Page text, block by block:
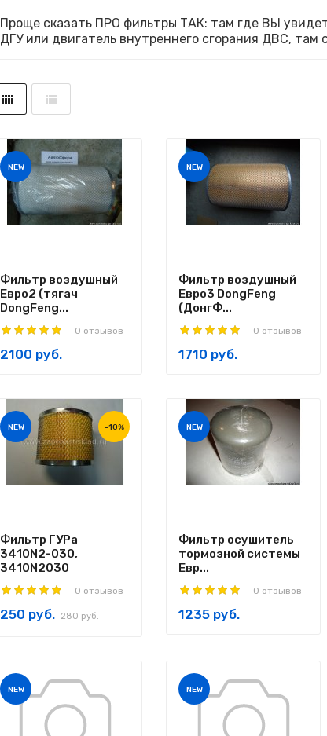
Проще сказать ПРО фильтры ТАК: там где ВЫ
ДГУ или двигатель внутреннего сгорания ДВС, там
NEW
Фильтр воздушный
Евро2 (тягач
DongFeng...
0 отзывов
2100 руб.
NEW
Фильтр воздушный
Евро3 DongFeng
(ДонгФ...
0 отзывов
1710 руб.
NEW -10%
Фильтр ГУРа
3410N2-030,
3410N2030
0 отзывов
250 руб. 280 руб.
NEW
Фильтр осушитель
тормозной системы
Евр...
0 отзывов
1235 руб.
NEW NEW